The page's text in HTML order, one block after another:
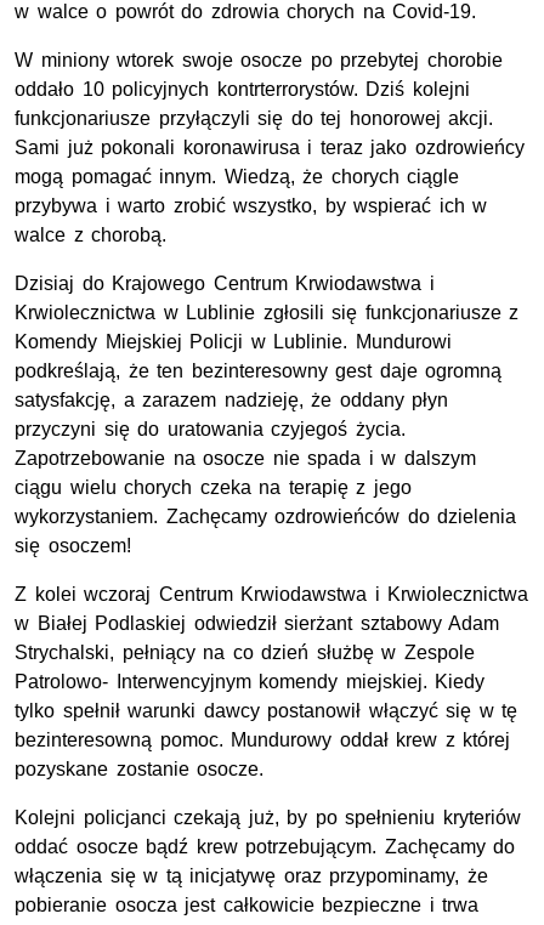
w walce o powrót do zdrowia chorych na Covid-19.
W miniony wtorek swoje osocze po przebytej chorobie
oddało 10 policyjnych kontrterrorystów. Dziś kolejni
funkcjonariusze przyłączyli się do tej honorowej akcji.
Sami już pokonali koronawirusa i teraz jako ozdrowieńcy
mogą pomagać innym. Wiedzą, że chorych ciągle
przybywa i warto zrobić wszystko, by wspierać ich w
walce z chorobą.
Dzisiaj do Krajowego Centrum Krwiodawstwa i
Krwiolecznictwa w Lublinie zgłosili się funkcjonariusze z
Komendy Miejskiej Policji w Lublinie. Mundurowi
podkreślają, że ten bezinteresowny gest daje ogromną
satysfakcję, a zarazem nadzieję, że oddany płyn
przyczyni się do uratowania czyjegoś życia.
Zapotrzebowanie na osocze nie spada i w dalszym
ciągu wielu chorych czeka na terapię z jego
wykorzystaniem. Zachęcamy ozdrowieńców do dzielenia
się osoczem!
Z kolei wczoraj Centrum Krwiodawstwa i Krwiolecznictwa
w Białej Podlaskiej odwiedził sierżant sztabowy Adam
Strychalski, pełniący na co dzień służbę w Zespole
Patrolowo- Interwencyjnym komendy miejskiej. Kiedy
tylko spełnił warunki dawcy postanowił włączyć się w tę
bezinteresowną pomoc. Mundurowy oddał krew z której
pozyskane zostanie osocze.
Kolejni policjanci czekają już, by po spełnieniu kryteriów
oddać osocze bądź krew potrzebującym. Zachęcamy do
włączenia się w tą inicjatywę oraz przypominamy, że
pobieranie osocza jest całkowicie bezpieczne i trwa